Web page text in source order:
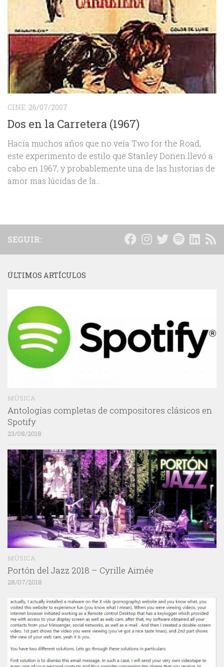
CINE 26/07/2007
Dos en la Carretera (1967)
Hacía muchos años que no veía Two for the Road,
este experimento de estilo que Stanley Donen llevó a
cabo en 1967, y probablemente una de las historias de
amor mas lúcidas de la...
SEGUIR:
ÚLTIMOS ARTÍCULOS
MÚSICA
Antologías completas de compositores clásicos en
Spotify
23/08/2018
MÚSICA
Portón del Jazz 2018 – Cyrille Aimée
28/07/2018